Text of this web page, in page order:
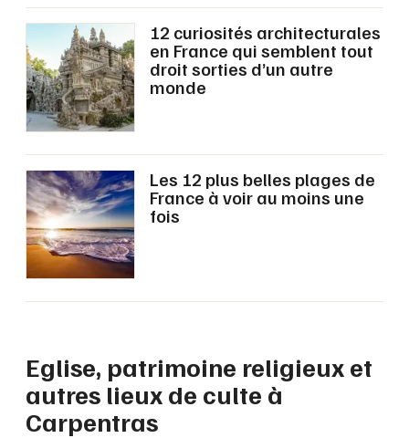
Sorties famille
Expos
Sorties & loisirs
Site touristique dans le Vaucluse
Site touristique en Provence-Alpes-Côte-
d'Azur
Artistes en tournée
Actus à Carpentras
Toulouse
Toutes les villes
12 curiosités architecturales
en France qui semblent tout
droit sorties d’un autre
monde
Les 12 plus belles plages de
France à voir au moins une
fois
Eglise, patrimoine religieux et
autres lieux de culte à
Carpentras